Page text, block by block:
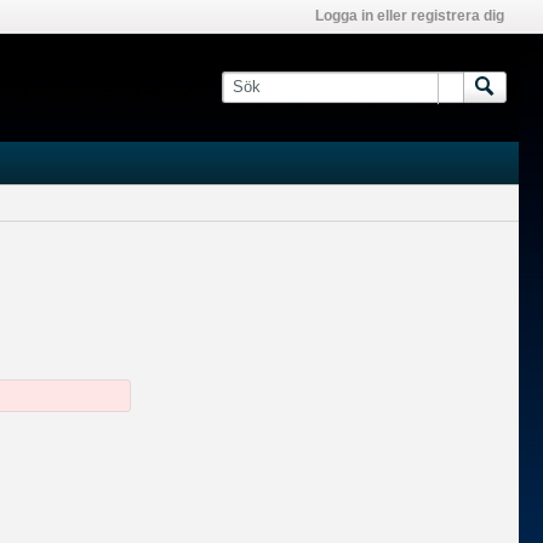
Logga in eller registrera dig